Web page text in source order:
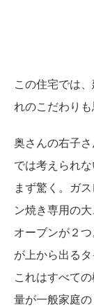
この住宅では
れのこだわりも
奥さんの右子
では考えられ
まず驚く。ガ
ン焼き専用の
オーブンが２
が上から出る
これはすべて
量が一般家庭